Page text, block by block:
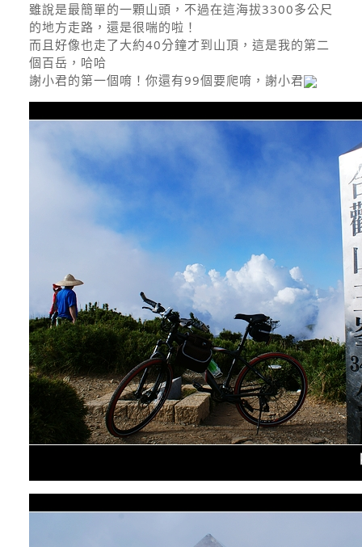
雖說是最簡單的一顆山頭，不過在這海拔3300多公尺
的地方走路，還是很喘的啦！
而且好像也走了大約40分鐘才到山頂，這是我的第二
個百岳，哈哈
謝小君的第一個唷！你還有99個要爬唷，謝小君